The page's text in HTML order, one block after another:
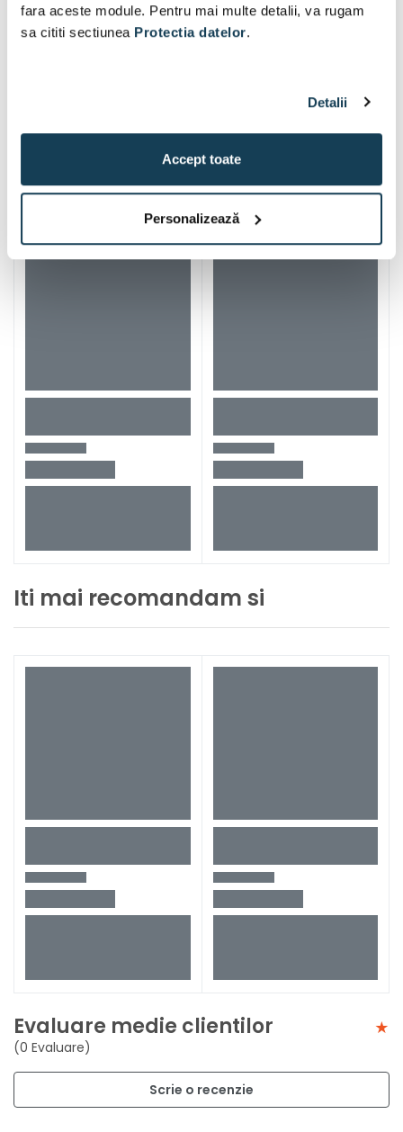
fara aceste module. Pentru mai multe detalii, va rugam
sa cititi sectiunea Protectia datelor.
Detalii
Accept toate
Personalizează
Alti clienti au vizitat si
Iti mai recomandam si
Evaluare medie clientilor
(0 Evaluare)
Scrie o recenzie